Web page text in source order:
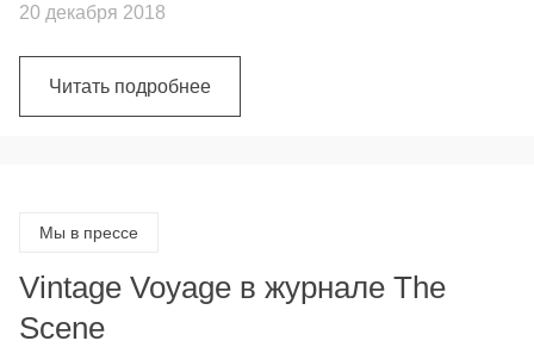
20 декабря 2018
Читать подробнее
Мы в прессе
Vintage Voyage в журнале The
Scene